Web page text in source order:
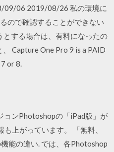
06 2019/08/26 私の環境に
ので確認することができない
する場合は、有料になったの
Capture One Pro 9 is a PAID
or 8.
ンPhotoshopの「iPad版」が
上がっています。 「無料、
能の違い. では、各Photoshop